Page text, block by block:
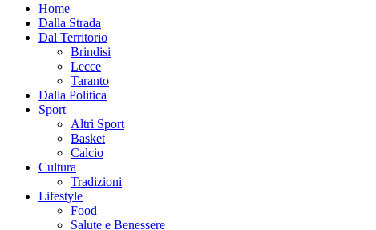
Home
Dalla Strada
Dal Territorio
Brindisi
Lecce
Taranto
Dalla Politica
Sport
Altri Sport
Basket
Calcio
Cultura
Tradizioni
Lifestyle
Food
Salute e Benessere